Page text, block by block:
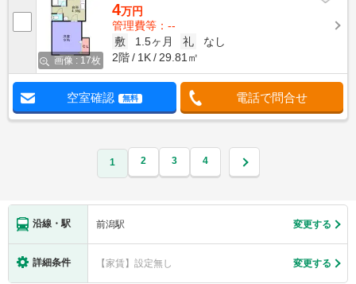
画像 : 17枚
4万円
管理費等：--
敷
1.5ヶ月 礼
なし
2階
1K 29.81㎡
空室確認 無料 電話で問合せ
1 2 3 4
沿線・駅 前潟駅 変更する
詳細条件 【家賃】設定無し 変更する